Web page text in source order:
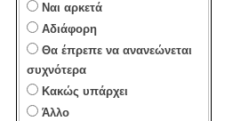
Ναι αρκετά
Αδιάφορη
Θα έπρεπε να ανανεώνεται
συχνότερα
Κακώς υπάρχει
Άλλο